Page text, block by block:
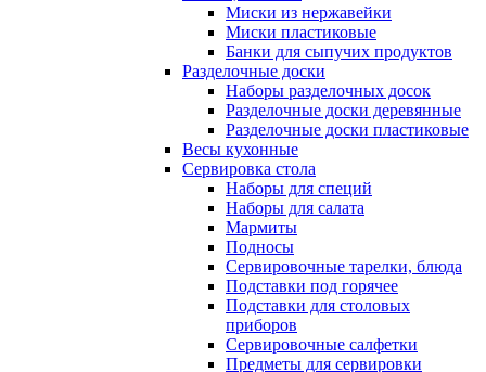
Миски из нержавейки
Миски пластиковые
Банки для сыпучих продуктов
Разделочные доски
Наборы разделочных досок
Разделочные доски деревянные
Разделочные доски пластиковые
Весы кухонные
Сервировка стола
Наборы для специй
Наборы для салата
Мармиты
Подносы
Сервировочные тарелки, блюда
Подставки под горячее
Подставки для столовых
приборов
Сервировочные салфетки
Предметы для сервировки